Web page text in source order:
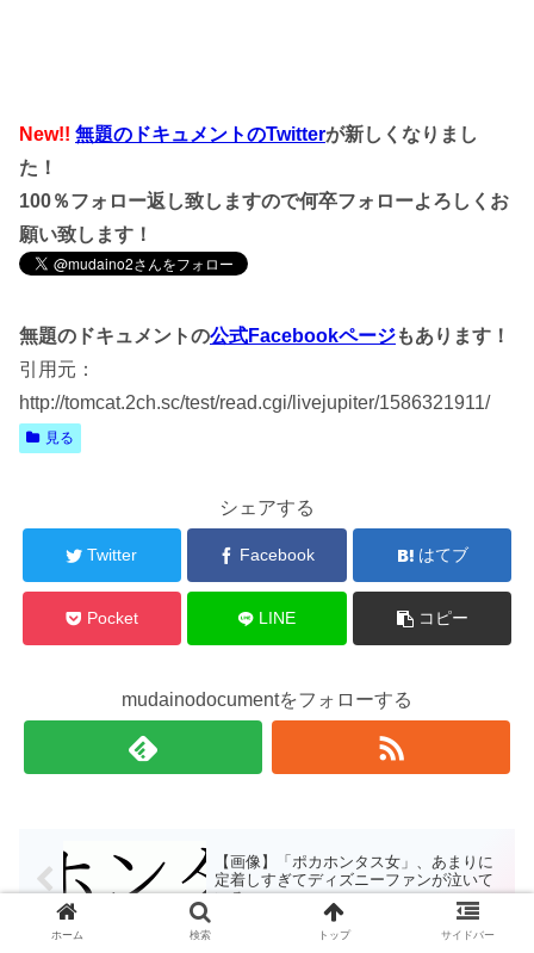
New!! 無題のドキュメントのTwitterが新しくなりまし
た！
100％フォロー返し致しますので何卒フォローよろしくお
願い致します！
無題のドキュメントの公式Facebookページもあります！
引用元：
http://tomcat.2ch.sc/test/read.cgi/livejupiter/1586321911/
見る
シェアする
Twitter Facebook はてブ
Pocket LINE コピー
mudainodocumentをフォローする
【画像】「ポカホンタス女」、あまりに
定着しすぎてディズニーファンが泣いて
いる
ホーム 検索 トップ サイドバー